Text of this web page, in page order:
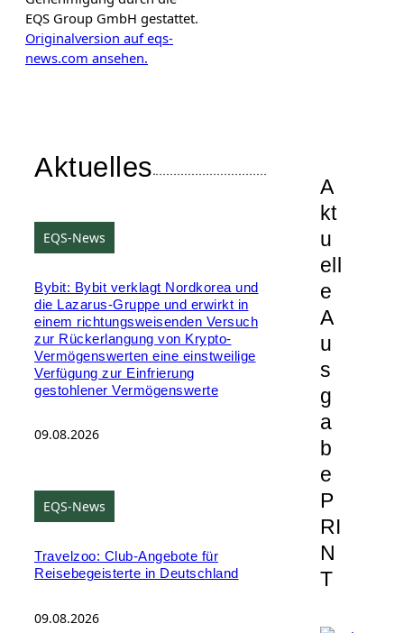
EQS Group GmbH gestattet.
Originalversion auf eqs-
news.com ansehen.
Aktuelles
EQS-News
Bybit: Bybit verklagt Nordkorea und
die Lazarus-Gruppe und erwirkt in
einem richtungsweisenden Versuch
zur Rückerlangung von Krypto-
Vermögenswerten eine einstweilige
Verfügung zur Einfrierung
gestohlener Vermögenswerte
09.08.2026
EQS-News
Travelzoo: Club-Angebote für
Reisebegeisterte in Deutschland
09.08.2026
A
kt
u
ell
e
A
u
s
g
a
b
e
P
RI
N
T